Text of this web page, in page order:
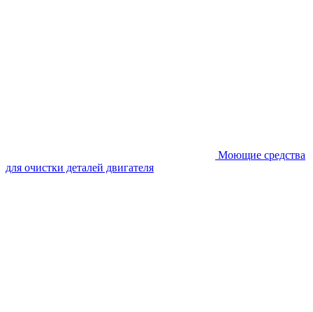
Моющие средства
для очистки деталей двигателя